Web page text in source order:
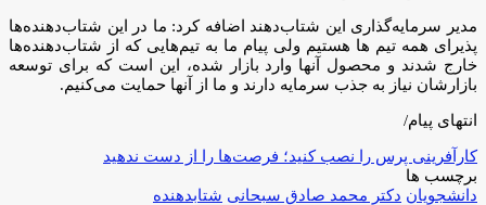
مدیر سرمایه‌گذاری این شتاب‌دهند اضافه کرد: ما در این شتاب‌دهنده‌ها
پذیرای همه تیم ها هستیم ولی پیام ما به تیم‌هایی که از شتاب‌دهنده‌ها
خارج شدند و محصول آنها وارد بازار شده، این است که برای توسعه
بازارشان نیاز به جذب سرمایه دارند و ما از آنها حمایت می‌کنیم.
انتهای پیام/
کارآفرینی پرس را نصب کنید؛ فرصت‌ها را از دست ندهید
برچسب ها
دانشجویان دکتر محمد صادق سبحانی شتابدهنده